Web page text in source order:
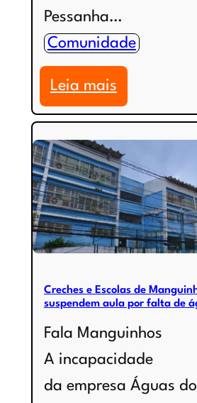
Pessanha…
Comunidade
Leia mais:
pode
ficar
sem
água
a
desta
Creches e Escolas de
suspendem aula por falta de
Fala Manguinhos
A incapacidade
da empresa Águas do